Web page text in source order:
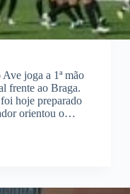
joga a 1ª mão
frente ao Braga.
hoje preparado
orientou o…